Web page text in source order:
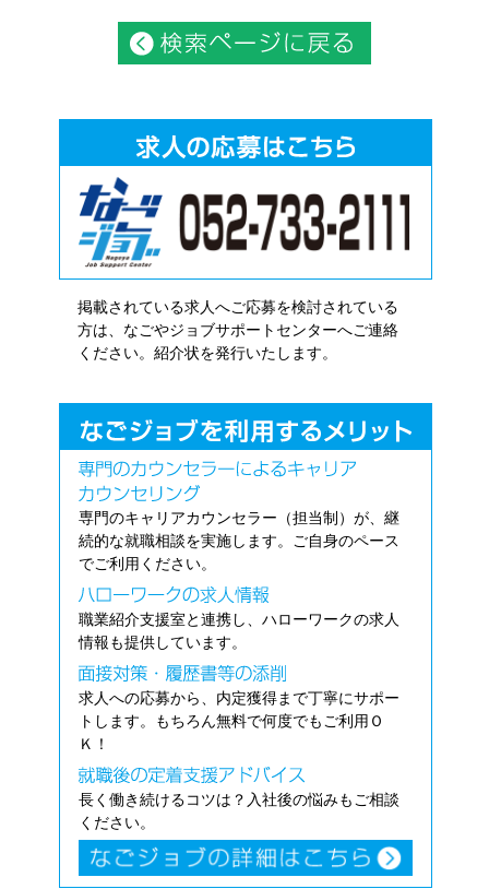
掲載されている求人へご応募を検討されている
方は、なごやジョブサポートセンターへご連絡
ください。紹介状を発行いたします。
専門のキャリアカウンセラー（担当制）が、継
続的な就職相談を実施します。ご自身のペース
でご利用ください。
職業紹介支援室と連携し、ハローワークの求人
情報も提供しています。
求人への応募から、内定獲得まで丁寧にサポー
トします。もちろん無料で何度でもご利用Ｏ
Ｋ！
長く働き続けるコツは？入社後の悩みもご相談
ください。